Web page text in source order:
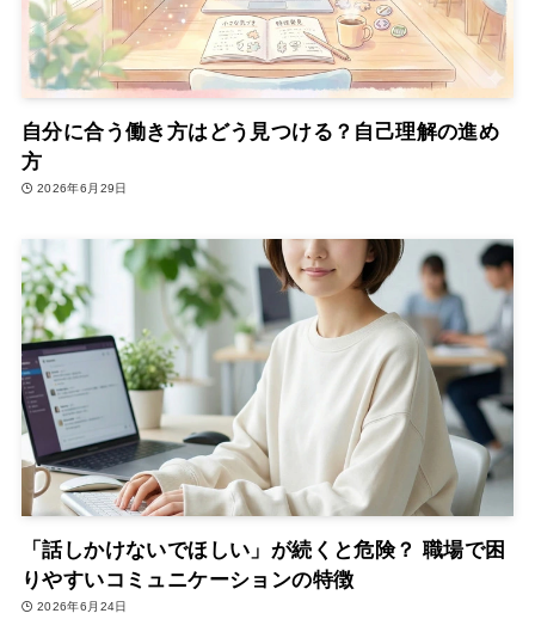
自分に合う働き方はどう見つける？自己理解の進め
方
2026年6月29日
「話しかけないでほしい」が続くと危険？ 職場で困
りやすいコミュニケーションの特徴
2026年6月24日